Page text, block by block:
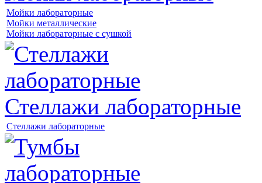
Мойки лабораторные
Мойки металлические
Мойки лабораторные с сушкой
Стеллажи лабораторные
Стеллажи лабораторные